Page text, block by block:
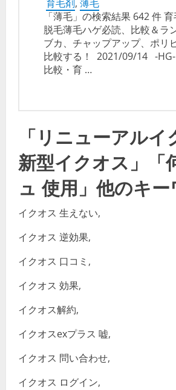
育毛剤, 薄毛
「薄毛」の検索結果 642 件
脱毛薄毛ハゲ必読、比較＆ラ
ブカ、チャップアップ、ポリ
比較する！ 2021/09/14 -HG-
比較・育 …
「リニューアルイ
新型イクオス」「
ュ 使用」他のキー
イクオス 生えない,
イクオス 逆効果,
イクオス 口コミ,
イクオス 効果,
イクオス解約,
イクオスexプラス 嘘,
イクオス 問い合わせ,
イクオス ログイン,